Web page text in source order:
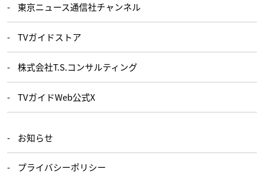
東京ニュース通信社チャンネル
TVガイドストア
株式会社T.S.コンサルティング
TVガイドWeb公式X
お知らせ
プライバシーポリシー